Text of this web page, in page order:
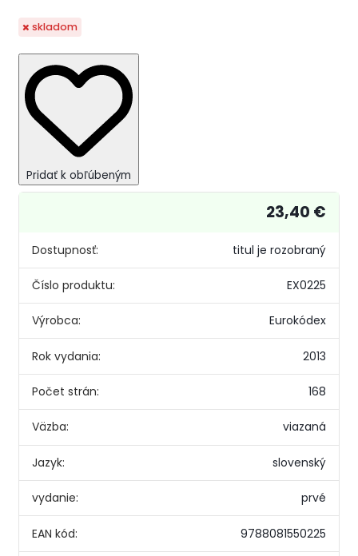
skladom
Pridať k obľúbeným
Dostupnosť: titul je rozobraný
Číslo produktu: EX0225
Výrobca: Eurokódex
Rok vydania: 2013
Počet strán: 168
Väzba: viazaná
Jazyk: slovenský
vydanie: prvé
EAN kód: 9788081550225
23,40 €